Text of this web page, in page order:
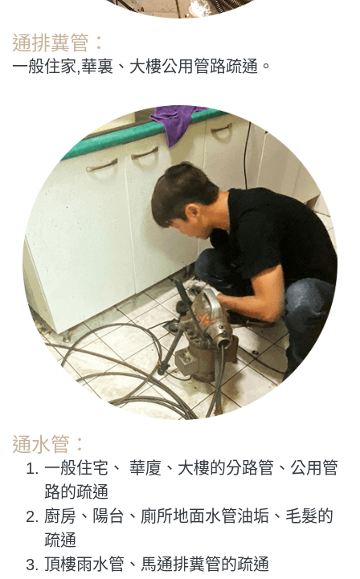
通排糞管：
一般住家,華裏、大樓公用管路疏通。
通水管：
一般住宅、 華廈、大樓的分路管、公用管
路的疏通
廚房、陽台、廁所地面水管油垢、毛髮的
疏通
頂樓雨水管、馬通排糞管的疏通